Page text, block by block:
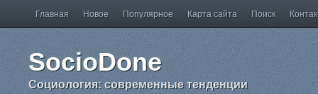
Главная Новое Популярное Карта сайта Поиск
SocioDone
Социология: современные тенденции